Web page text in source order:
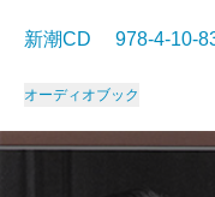
新潮CD 978-4-10-
オーディオブック